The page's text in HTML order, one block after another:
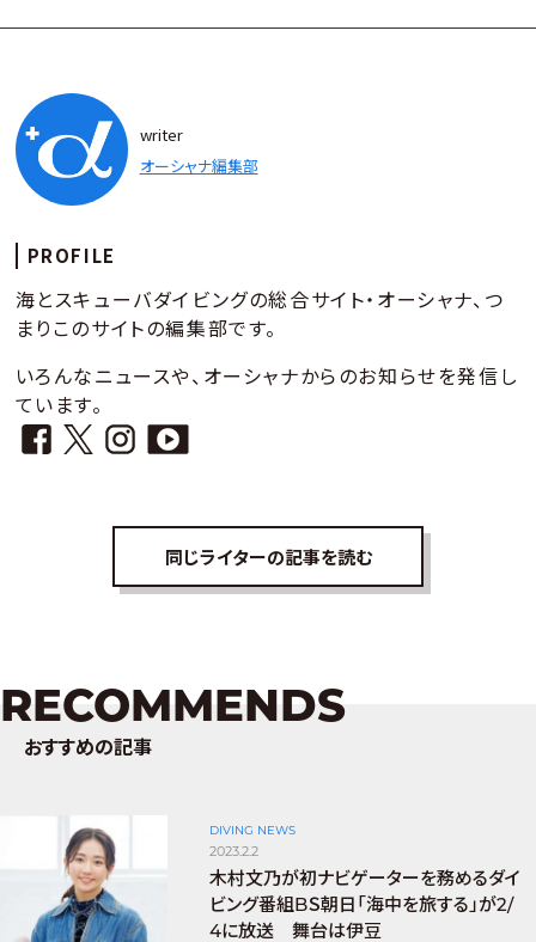
writer
オーシャナ編集部
PROFILE
海とスキューバダイビングの総合サイト・オーシャナ、つ
まりこのサイトの編集部です。
いろんなニュースや、オーシャナからのお知らせを発信し
ています。
同じライターの記事を読む
RECOMMENDS
おすすめの記事
DIVING NEWS
2023.2.2
木村文乃が初ナビゲーターを務めるダイ
ビング番組BＳ朝日「海中を旅する」が2/
4に放送 舞台は伊豆